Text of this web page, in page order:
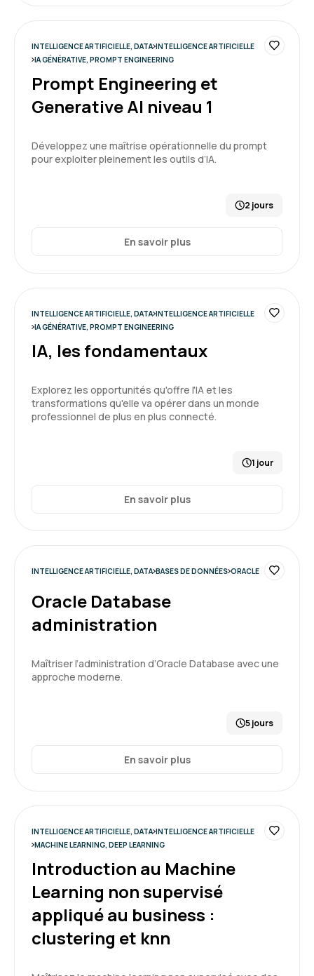
5
Maxime M. Le 17/04/2026
Complète, explications claires, bon
accompagnement
Frederic S.
5
exemples et exercices sont très utiles.
Formation : Excel BI - Importer vos données avec
Power Query
INTELLIGENCE ARTIFICIELLE, DATA INTELLIGENCE ARTIFICIELLE
IA GÉNÉRATIVE, PROMPT ENGINEERING
Prompt Engineering et
Generative AI niveau 1
Développez une maîtrise opérationnelle du prompt
pour exploiter pleinement les outils d’IA.
2 jours
En savoir plus
INTELLIGENCE ARTIFICIELLE, DATA INTELLIGENCE ARTIFICIELLE
IA GÉNÉRATIVE, PROMPT ENGINEERING
IA, les fondamentaux
Explorez les opportunités qu'offre l'IA et les
transformations qu'elle va opérer dans un monde
professionnel de plus en plus connecté.
1 jour
En savoir plus
INTELLIGENCE ARTIFICIELLE, DATA BASES DE DONNÉES ORACLE
Oracle Database
administration
Maîtriser l’administration d’Oracle Database avec une
approche moderne.
5 jours
En savoir plus
INTELLIGENCE ARTIFICIELLE, DATA INTELLIGENCE ARTIFICIELLE
MACHINE LEARNING, DEEP LEARNING
Introduction au Machine
Learning non supervisé
appliqué au business :
clustering et knn